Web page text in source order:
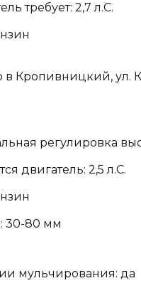
требует: 2,7 л.С.
в Кропивницкий, ул.
регулировка
двигатель: 2,5 л.С.
30-80 мм
мульчирования: да